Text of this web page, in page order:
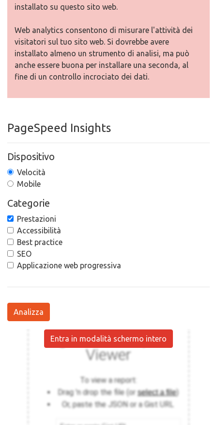
installato su questo sito web.
Web analytics consentono di misurare l'attività dei
visitatori sul tuo sito web. Si dovrebbe avere
installato almeno un strumento di analisi, ma può
anche essere buona per installare una seconda, al
fine di un controllo incrociato dei dati.
PageSpeed Insights
Dispositivo
Velocità
Mobile
Categorie
Prestazioni
Accessibilità
Best practice
SEO
Applicazione web progressiva
Analizza
Entra in modalità schermo intero